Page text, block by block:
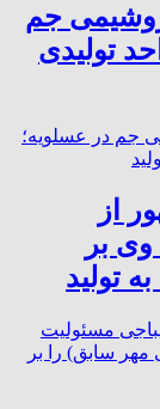
جم
تولیدی
از
بر
تولید